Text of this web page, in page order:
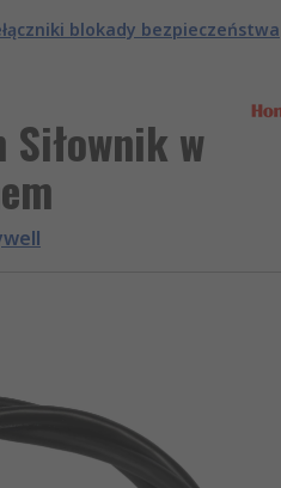
blokady bezpieczeństwa
Siłownik w